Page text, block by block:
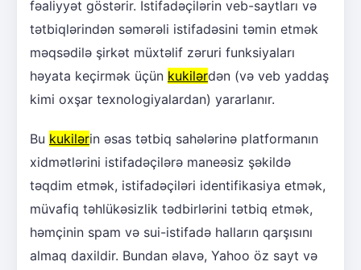
fəaliyyət göstərir. İstifadəçilərin veb-saytları və
tətbiqlərindən səmərəli istifadəsini təmin etmək
məqsədilə şirkət müxtəlif zəruri funksiyaları
həyata keçirmək üçün kukilərdən (və veb yaddaş
kimi oxşar texnologiyalardan) yararlanır.
Bu kukilərin əsas tətbiq sahələrinə platformanın
xidmətlərini istifadəçilərə maneəsiz şəkildə
təqdim etmək, istifadəçiləri identifikasiya etmək,
müvafiq təhlükəsizlik tədbirlərini tətbiq etmək,
həmçinin spam və sui-istifadə halların qarşısını
almaq daxildir. Bundan əlavə, Yahoo öz sayt və